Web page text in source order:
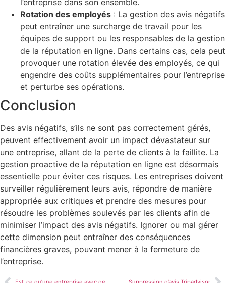
Rotation des employés : La gestion des avis négatifs
peut entraîner une surcharge de travail pour les
équipes de support ou les responsables de la gestion
de la réputation en ligne. Dans certains cas, cela peut
provoquer une rotation élevée des employés, ce qui
engendre des coûts supplémentaires pour l’entreprise
et perturbe ses opérations.
Conclusion
Des avis négatifs, s’ils ne sont pas correctement gérés,
peuvent effectivement avoir un impact dévastateur sur
une entreprise, allant de la perte de clients à la faillite. La
gestion proactive de la réputation en ligne est désormais
essentielle pour éviter ces risques. Les entreprises doivent
surveiller régulièrement leurs avis, répondre de manière
appropriée aux critiques et prendre des mesures pour
résoudre les problèmes soulevés par les clients afin de
minimiser l’impact des avis négatifs. Ignorer ou mal gérer
cette dimension peut entraîner des conséquences
financières graves, pouvant mener à la fermeture de
l’entreprise.